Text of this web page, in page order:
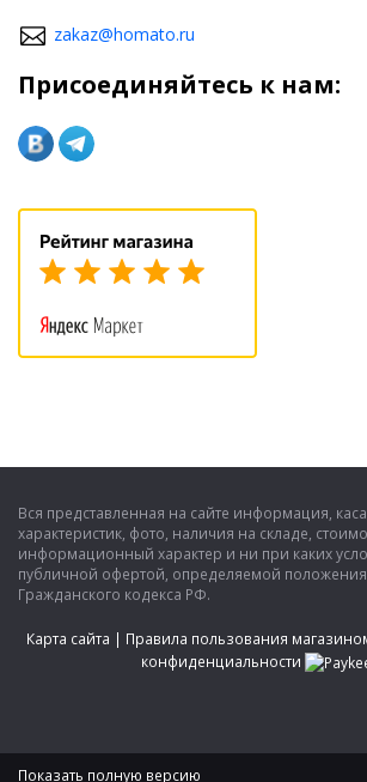
zakaz@homato.ru
Присоединяйтесь к нам:
Вся представленная на сайте информация,
характеристик, фото, наличия на складе,
информационный характер и ни при каких
публичной офертой, определяемой
Гражданского кодекса РФ.
Карта сайта | Правила пользования
конфиденциальности
Показать полную версию